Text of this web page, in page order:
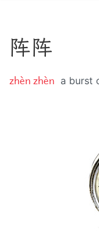
阵阵
zhèn zhèn a burst